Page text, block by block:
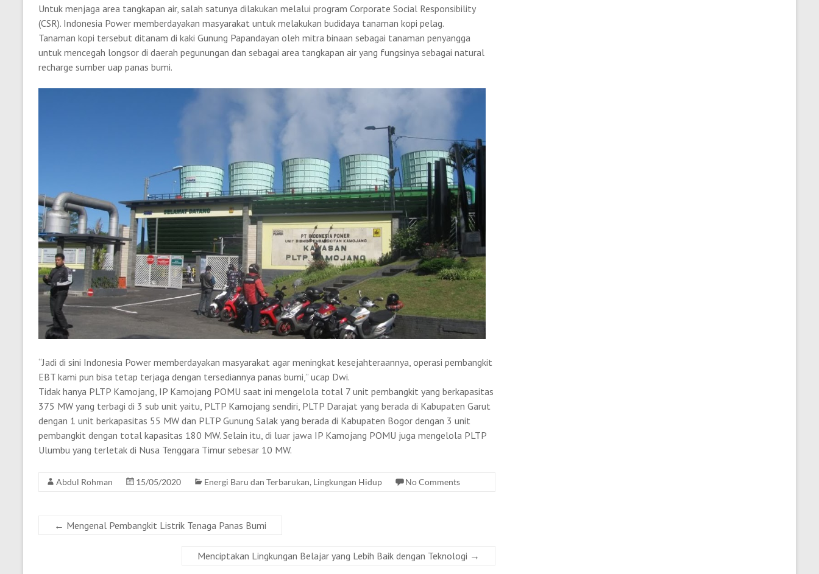
Untuk menjaga area tangkapan air, salah satunya dilakukan melalui program Corporate Social Responsibility
(CSR). Indonesia Power memberdayakan masyarakat untuk melakukan budidaya tanaman kopi pelag.
Tanaman kopi tersebut ditanam di kaki Gunung Papandayan oleh mitra binaan sebagai tanaman penyangga
untuk mencegah longsor di daerah pegunungan dan sebagai area tangkapan air yang fungsinya sebagai natural
recharge sumber uap panas bumi.
“Jadi di sini Indonesia Power memberdayakan masyarakat agar meningkat kesejahteraannya, operasi pembangkit
EBT kami pun bisa tetap terjaga dengan tersediannya panas bumi,” ucap Dwi.
Tidak hanya PLTP Kamojang, IP Kamojang POMU saat ini mengelola total 7 unit pembangkit yang berkapasitas
375 MW yang terbagi di 3 sub unit yaitu, PLTP Kamojang sendiri, PLTP Darajat yang berada di Kabupaten Garut
dengan 1 unit berkapasitas 55 MW dan PLTP Gunung Salak yang berada di Kabupaten Bogor dengan 3 unit
pembangkit dengan total kapasitas 180 MW. Selain itu, di luar jawa IP Kamojang POMU juga mengelola PLTP
Ulumbu yang terletak di Nusa Tenggara Timur sebesar 10 MW.
Abdul Rohman 15/05/2020 Energi Baru dan Terbarukan, Lingkungan Hidup No Comments
← Mengenal Pembangkit Listrik Tenaga Panas Bumi
Menciptakan Lingkungan Belajar yang Lebih Baik dengan Teknologi →